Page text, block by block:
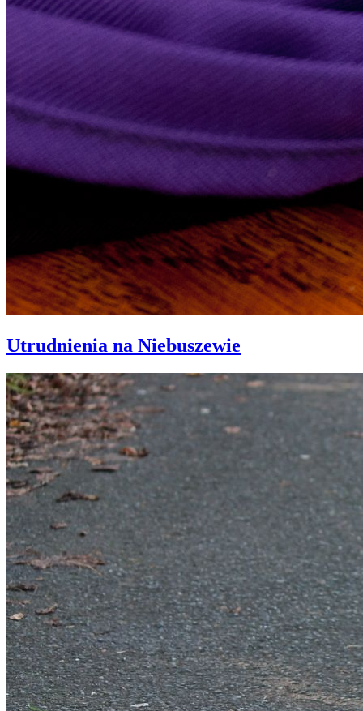
Utrudnienia na Niebuszewie